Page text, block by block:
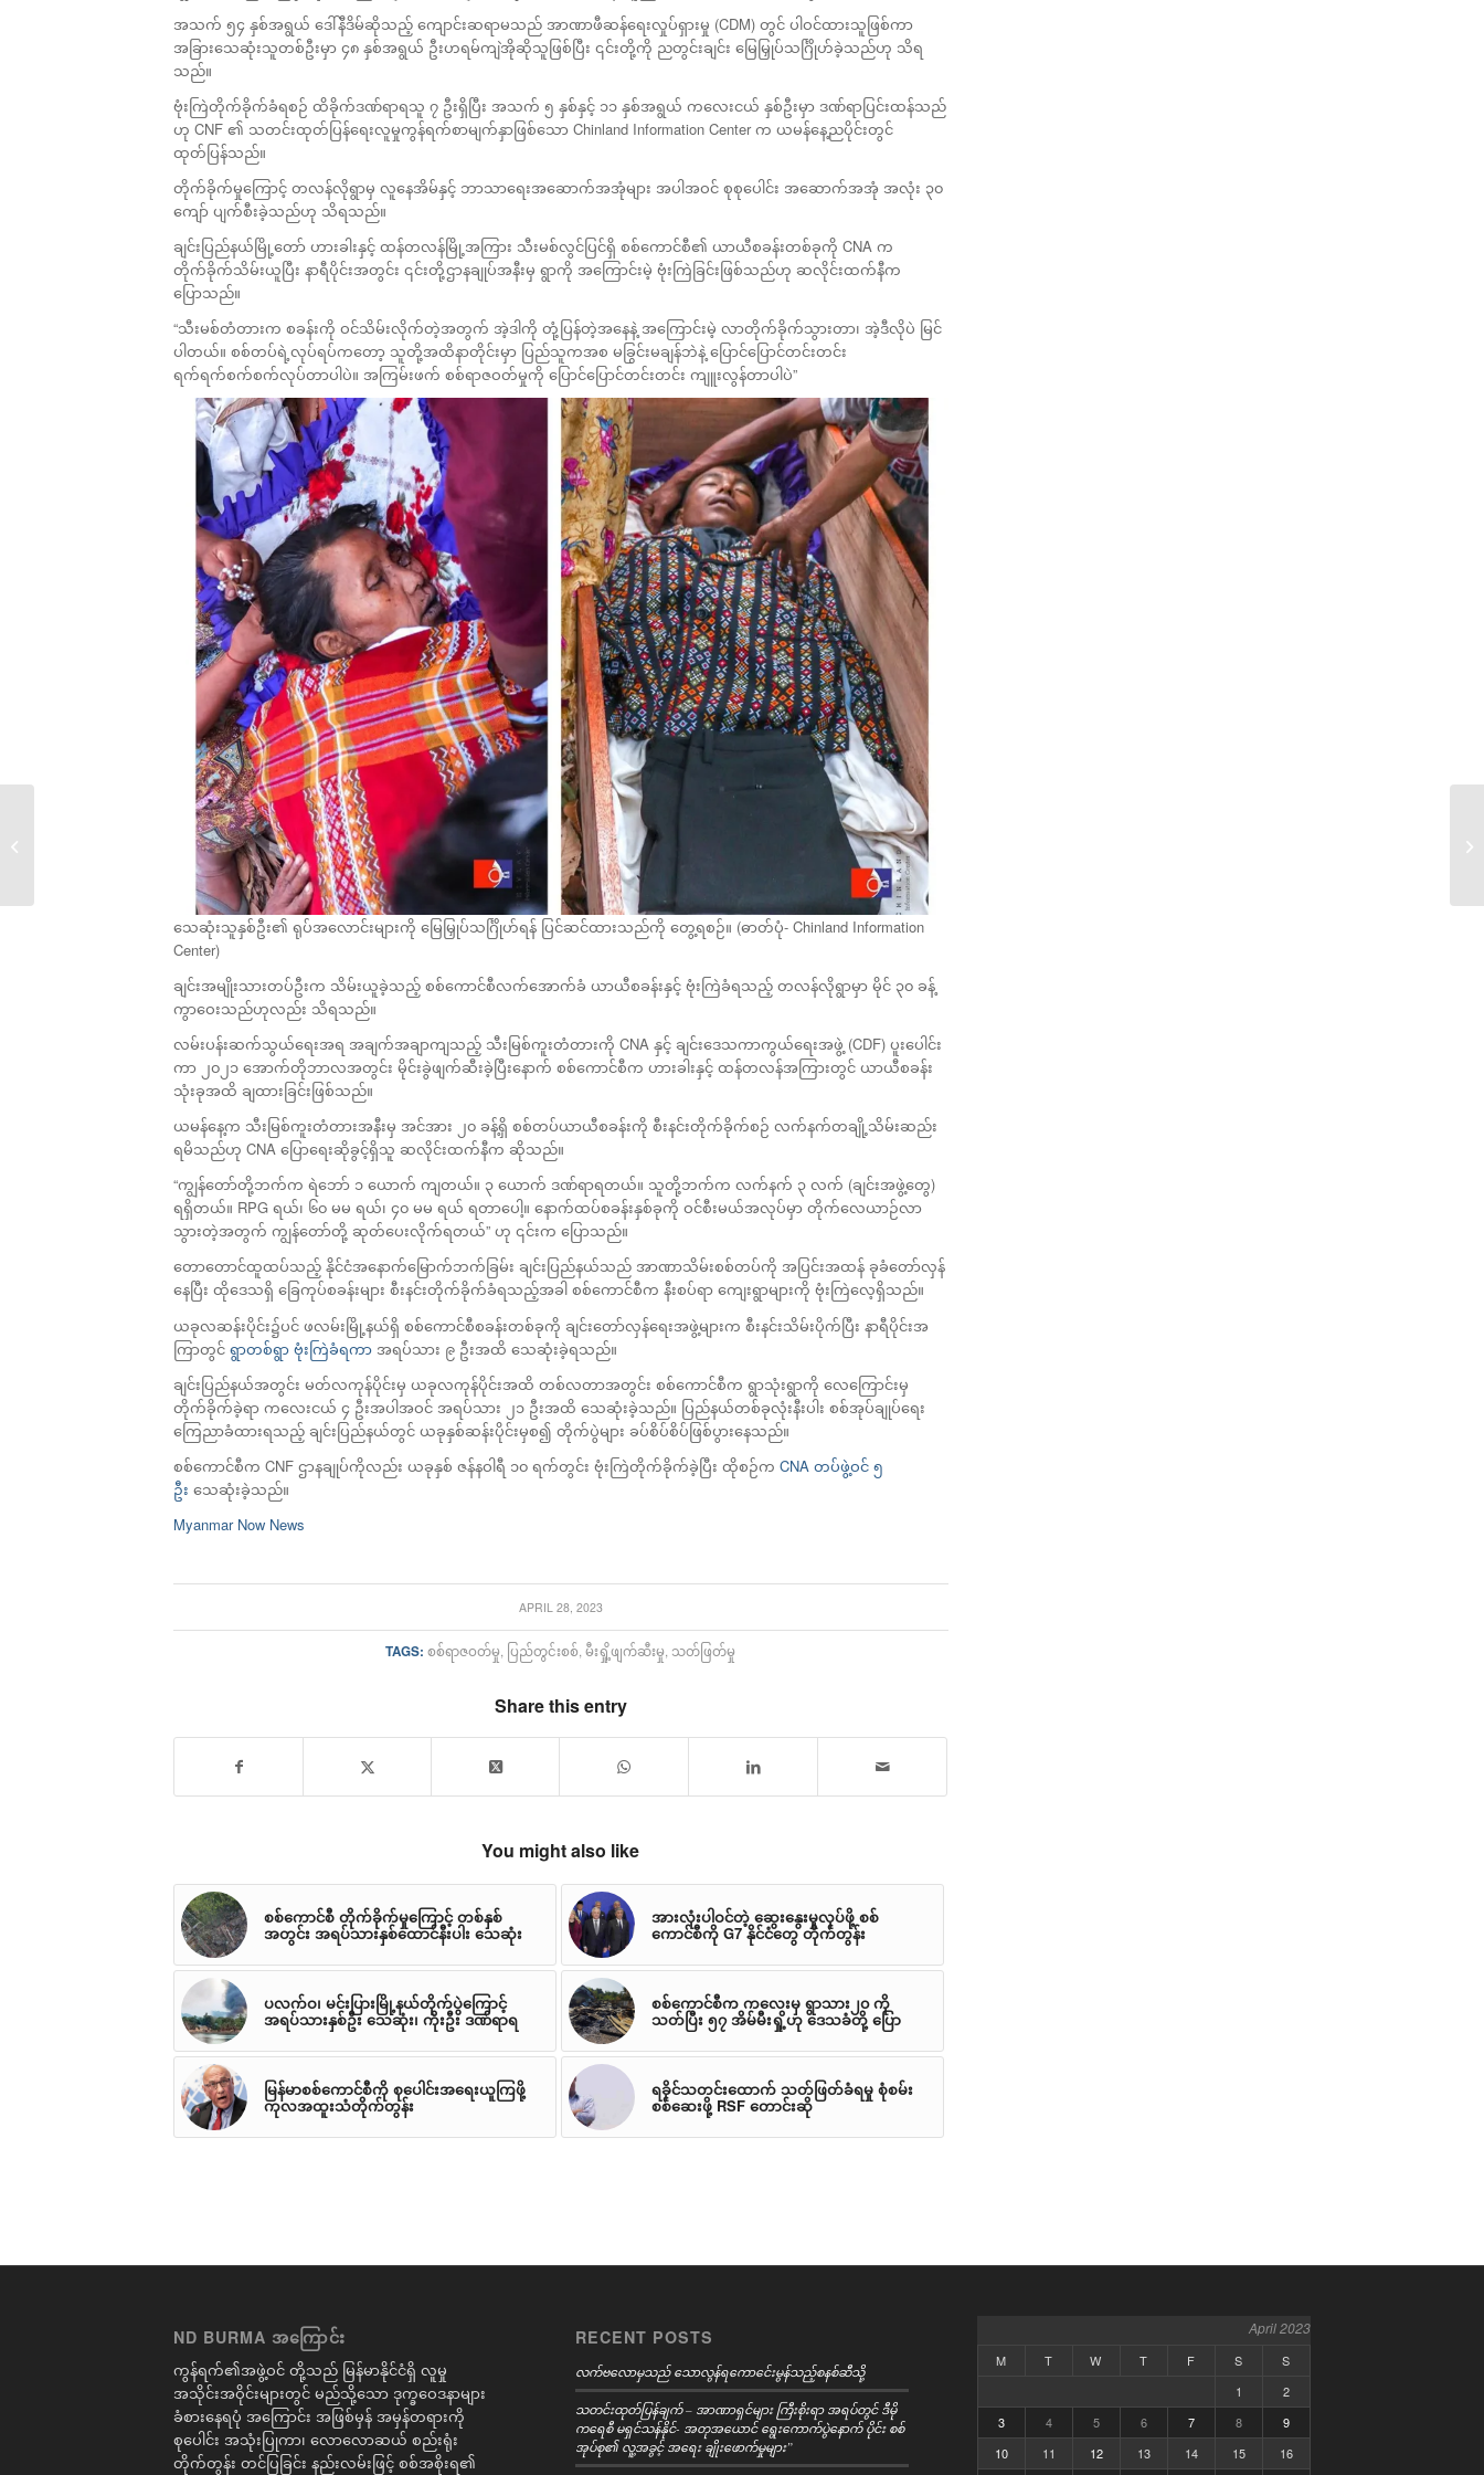
အသက် ၅၄ နှစ်အရွယ် ဒေါ်နီဒိမ်ဆိုသည့် ကျောင်းဆရာမသည် အာဏာဖီဆန်ရေးလှုပ်ရှားမှု (CDM) တွင် ပါဝင်ထားသူဖြစ်ကာ
အခြားသေဆုံးသူတစ်ဦးမှာ ၄၈ နှစ်အရွယ် ဦးဟရမ်ကျဲအိုဆိုသူဖြစ်ပြီး ၎င်းတို့ကို ညတွင်းချင်း မြေမြှုပ်သင်္ဂြိုဟ်ခဲ့သည်ဟု သိရ
သည်။
ဗုံးကြဲတိုက်ခိုက်ခံရစဉ် ထိခိုက်ဒဏ်ရာရသူ ၇ ဦးရှိပြီး အသက် ၅ နှစ်နှင့် ၁၁ နှစ်အရွယ် ကလေးငယ် နှစ်ဦးမှာ ဒဏ်ရာပြင်းထန်သည်
ဟု CNF ၏ သတင်းထုတ်ပြန်ရေးလူမှုကွန်ရက်စာမျက်နှာဖြစ်သော Chinland Information Center က ယမန်နေ့ညပိုင်းတွင်
ထုတ်ပြန်သည်။
တိုက်ခိုက်မှုကြောင့် တလန်လိုရွာမှ လူနေအိမ်နှင့် ဘာသာရေးအဆောက်အအုံများ အပါအဝင် စုစုပေါင်း အဆောက်အအုံ အလုံး ၃၀
ကျော် ပျက်စီးခဲ့သည်ဟု သိရသည်။
ချင်းပြည်နယ်မြို့တော် ဟားခါးနှင့် ထန်တလန်မြို့အကြား သီးမစ်လွင်ပြင်ရှိ စစ်ကောင်စီ၏ ယာယီစခန်းတစ်ခုကို CNA က
တိုက်ခိုက်သိမ်းယူပြီး နာရီပိုင်းအတွင်း ၎င်းတို့ဌာနချုပ်အနီးမှ ရွာကို အကြောင်းမဲ့ ဗုံးကြဲခြင်းဖြစ်သည်ဟု ဆလိုင်းထက်နီက
ပြောသည်။​
“သီးမစ်တံတားက စခန်းကို ဝင်သိမ်းလိုက်တဲ့အတွက် အဲ့ဒါကို တုံ့ပြန်တဲ့အနေနဲ့ အကြောင်းမဲ့ လာတိုက်ခိုက်သွားတာ၊ အဲ့ဒီလိုပဲ မြင်
ပါတယ်။ စစ်တပ်ရဲ့လုပ်ရပ်ကတော့ သူတို့အထိနာတိုင်းမှာ ပြည်သူကအစ မခြွင်းမချန်ဘဲနဲ့ ပြောင်ပြောင်တင်းတင်း
ရက်ရက်စက်စက်လုပ်တာပါပဲ။ အကြမ်းဖက် စစ်ရာဇဝတ်မှုကို ပြောင်ပြောင်တင်းတင်း ကျူးလွန်တာပါပဲ”
သေဆုံးသူနှစ်ဦး၏ ရုပ်အလောင်းများကို မြေမြှုပ်သင်္ဂြိုဟ်ရန် ပြင်ဆင်ထားသည်ကို တွေ့ရစဉ်။ (ဓာတ်ပုံ- Chinland Information
Center)
ချင်းအမျိုးသားတပ်ဦးက သိမ်းယူခဲ့သည့် စစ်ကောင်စီလက်အောက်ခံ ယာယီစခန်းနှင့် ဗုံးကြဲခံရသည့် တလန်လိုရွာမှာ မိုင် ၃၀ ခန့်
ကွာဝေးသည်ဟုလည်း သိရသည်။​
လမ်းပန်းဆက်သွယ်ရေးအရ အချက်အချာကျသည့် သီးမြစ်ကူးတံတားကို CNA နှင့် ချင်းဒေသကာကွယ်ရေးအဖွဲ့ (CDF) ပူးပေါင်း
ကာ ၂၀၂၁ အောက်တိုဘာလအတွင်း မိုင်းခွဲဖျက်ဆီးခဲ့ပြီးနောက် စစ်ကောင်စီက ဟားခါးနှင့် ထန်တလန်အကြားတွင် ယာယီစခန်း
သုံးခုအထိ ချထားခြင်းဖြစ်သည်။​
ယမန်နေ့က သီးမြစ်ကူးတံတားအနီးမှ အင်အား ၂၀ ခန့်ရှိ စစ်တပ်ယာယီစခန်းကို စီးနင်းတိုက်ခိုက်စဉ် လက်နက်တချို့သိမ်းဆည်း
ရမိသည်ဟု CNA ပြောရေးဆိုခွင့်ရှိသူ ဆလိုင်းထက်နီက ဆိုသည်။
“ကျွန်တော်တို့ဘက်က ရဲဘော် ၁ ယောက် ကျတယ်။ ၃ ယောက် ဒဏ်ရာရတယ်။ သူတို့ဘက်က လက်နက် ၃ လက် (ချင်းအဖွဲ့တွေ)
ရရှိတယ်။ RPG ရယ်၊ ၆၀ မမ ရယ်၊ ၄၀ မမ ရယ် ရတာပေါ့။ နောက်ထပ်စခန်းနှစ်ခုကို ဝင်စီးမယ်အလုပ်မှာ တိုက်လေယာဉ်လာ
သွားတဲ့အတွက် ကျွန်တော်တို့ ဆုတ်ပေးလိုက်ရတယ်” ဟု ၎င်းက ပြောသည်။
တောတောင်ထူထပ်သည့် နိုင်ငံအနောက်မြောက်ဘက်ခြမ်း ချင်းပြည်နယ်သည် အာဏာသိမ်းစစ်တပ်ကို အပြင်းအထန် ခုခံတော်လှန်
နေပြီး ထိုဒေသရှိ ခြေကုပ်စခန်းများ စီးနင်းတိုက်ခိုက်ခံရသည့်အခါ စစ်ကောင်စီက နီးစပ်ရာ ကျေးရွာများကို ဗုံးကြဲလေ့ရှိသည်။​
ယခုလဆန်းပိုင်း၌ပင် ဖလမ်းမြို့နယ်ရှိ စစ်ကောင်စီစခန်းတစ်ခုကို ချင်းတော်လှန်ရေးအဖွဲ့များက စီးနင်းသိမ်းပိုက်ပြီး နာရီပိုင်းအ
ကြာတွင် ရွာတစ်ရွာ ဗုံးကြဲခံရကာ အရပ်သား ၉ ဦးအထိ သေဆုံးခဲ့ရသည်။
ချင်းပြည်နယ်အတွင်း မတ်လကုန်ပိုင်းမှ ယခုလကုန်ပိုင်းအထိ တစ်လတာအတွင်း စစ်ကောင်စီက ရွာသုံးရွာကို လေကြောင်းမှ
တိုက်ခိုက်ခဲ့ရာ ကလေးငယ် ၄ ဦးအပါအဝင် အရပ်သား ၂၁ ဦးအထိ သေဆုံးခဲ့သည်။ ပြည်နယ်တစ်ခုလုံးနီးပါး စစ်အုပ်ချုပ်ရေး
ကြေညာခံထားရသည့် ချင်းပြည်နယ်တွင် ယခုနှစ်ဆန်းပိုင်းမှစ၍ တိုက်ပွဲများ ခပ်စိပ်စိပ်ဖြစ်ပွားနေသည်။​
စစ်ကောင်စီက CNF ဌာနချုပ်ကိုလည်း ယခုနှစ် ဇန်နဝါရီ ၁၀ ရက်တွင်း ဗုံးကြဲတိုက်ခိုက်ခဲ့ပြီး ထိုစဉ်က CNA တပ်ဖွဲ့ဝင် ၅
ဦး သေဆုံးခဲ့သည်။
Myanmar Now News
APRIL 28, 2023
TAGS: စစ်ရာဇဝတ်မှု ပြည်တွင်းစစ် ,မီးရှို့ဖျက်ဆီးမှု သတ်ဖြတ်မှု
Share this entry
You might also like
စစ်ကောင်စီ တိုက်ခိုက်မှုကြောင့် တစ်နှစ်
အတွင်း အရပ်သားနှစ်ထောင်နီးပါး သေဆုံး
အားလုံးပါဝင်တဲ့ ဆွေးနွေးမှုလုပ်ဖို့ စစ်
ကောင်စီကို G7 နိုင်ငံတွေ တိုက်တွန်း
ပလက်ဝ၊ မင်းပြားမြို့နယ်တိုက်ပွဲကြောင့်
အရပ်သားနှစ်ဦး သေဆုံး၊ ကိုးဦး ဒဏ်ရာရ
စစ်ကောင်စီက ကလေးမှ ရွာသား၂၀ ကို
သတ်ပြီး ၅၇ အိမ်မီးရှို့ဟု ဒေသခံတို့ ပြော
မြန်မာစစ်ကောင်စီကို စုပေါင်းအရေးယူကြဖို့
ကုလအထူးသံတိုက်တွန်း
ရခိုင်သတင်းထောက် သတ်ဖြတ်ခံရမှု စုံစမ်း
စစ်ဆေးဖို့ RSF တောင်းဆို
ND BURMA အကြောင်း
ကွန်ရက်၏အဖွဲ့ဝင် တို့သည် မြန်မာနိုင်ငံရှိ လူမှု
အသိုင်းအဝိုင်းများတွင် မည်သို့သော ဒုက္ခဝေဒနာများ
ခံစားနေရပုံ အကြောင်း အဖြစ်မှန် အမှန်တရားကို
စုပေါင်း အသုံးပြုကာ၊ လောလောဆယ် စည်းရုံး
တိုက်တွန်း တင်ပြခြင်း နည်းလမ်းဖြင့် စစ်အစိုးရ၏
RECENT POSTS
လက်ဗလောမှသည် သောလွန်ရကောင်ေးမွန်သည့်စနစ်ဆီသို့
သတင်းထုတ်ပြန်ချက် – အာဏာရှင်များ ကြီးစိုးရာ အရပ်တွင် ဒီမို
ကရေစီ မရှင်သန်နိုင်- အတုအယောင် ရွေးကောက်ပွဲနောက် ပိုင်း စစ်
အုပ်စု၏ လူ့အခွင့် အရေး ချိုးဖောက်မှုများ”
April 2023
M T W T F S
S
1
2
3
4 5 6 7 8
9
10
11 12 13 14 15
16